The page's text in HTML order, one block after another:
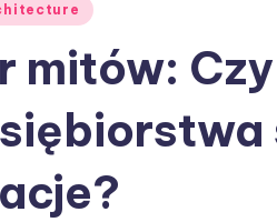
mitów: